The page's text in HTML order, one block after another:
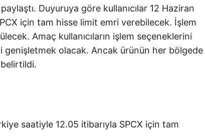
Duyuruya göre kullanıcılar 12 Haziran
için tam hisse limit emri verebilecek. İşlem
Amaç kullanıcıların işlem seçeneklerini
genişletmek olacak. Ancak ürünün her bölgede
belirtildi.
saatiyle 12.05 itibarıyla SPCX için tam